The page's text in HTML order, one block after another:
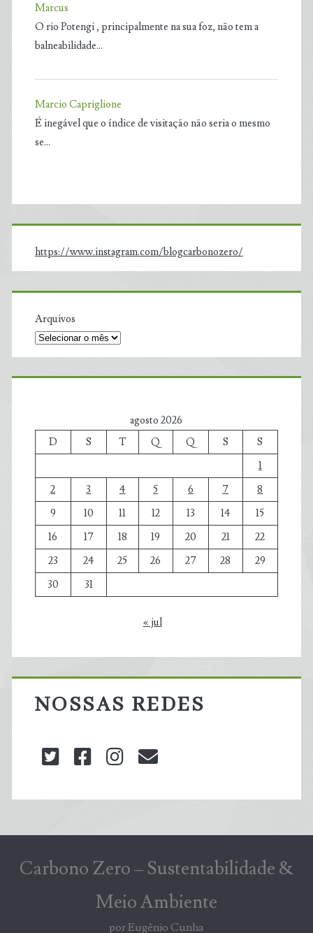
Marcus
O rio Potengi , principalmente na sua foz, não tem a
balneabilidade…
Marcio Capriglione
É inegável que o índice de visitação não seria o mesmo
se…
https://www.instagram.com/blogcarbonozero/
Arquivos
agosto 2026
D
S T Q Q S
S
1
2
3 4 5 6 7
8
9
10 11 12 13 14
15
16
17 18 19 20 21
22
23
24 25 26 27 28
29
30
31
« jul
NOSSAS REDES
twitterfacebookinstagram
Carbono Zero – Sustentabilidade &
Meio Ambiente
por Eugênio Cunha